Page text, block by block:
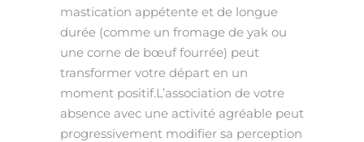
mastication appétente et de longue
durée (comme un fromage de yak ou
une corne de bœuf fourrée) peut
transformer votre départ en un
moment positif.L’association de votre
absence avec une activité agréable peut
progressivement modifier sa perception